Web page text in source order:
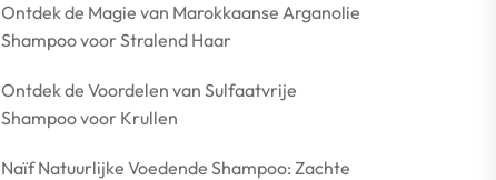
Ontdek de Magie van Marokkaanse Arganolie
Shampoo voor Stralend Haar
Ontdek de Voordelen van Sulfaatvrije
Shampoo voor Krullen
Naïf Natuurlijke Voedende Shampoo: Zachte